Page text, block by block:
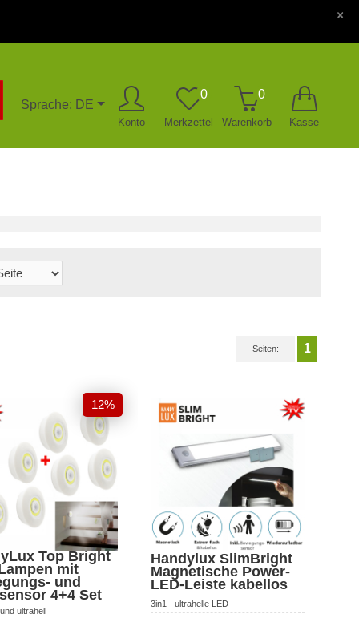
×
Sprache: DE
Konto Merkzettel
0
Warenkorb
0
Kasse
Seiten: 1
Top Bright
mit
und
4+4 Set
ultrahell
12%
Handylux SlimBright
Magnetische Power-
LED-Leiste kabellos
3in1 - ultrahelle LED